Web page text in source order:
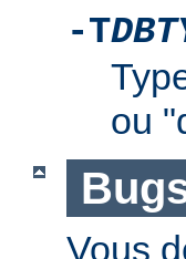
-T
ou
Vous